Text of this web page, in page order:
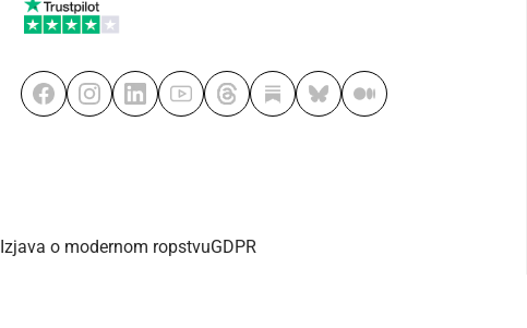
Izjava o modernom ropstvuGDPR